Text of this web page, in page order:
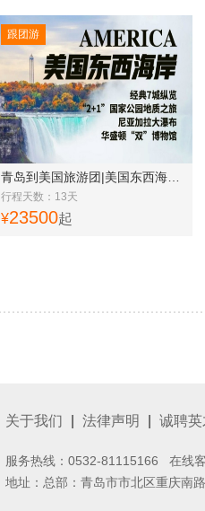
行程天数：13天
¥23500起
跟团游
关于我们 法律声明 诚聘英
服务热线：0532-81115166 在线客
地址：总部：青岛市市北区重庆南